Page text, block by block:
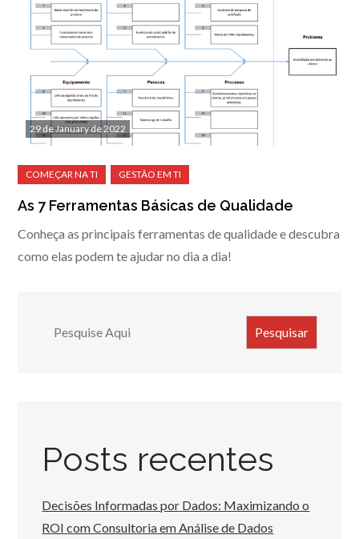
29 de January de 2022
As 7 Ferramentas Básicas de Qualidade
Conheça as principais ferramentas de qualidade e descubra
como elas podem te ajudar no dia a dia!
Search Pesquisar
Posts recentes
Decisões Informadas por Dados: Maximizando o
ROI com Consultoria em Análise de Dados